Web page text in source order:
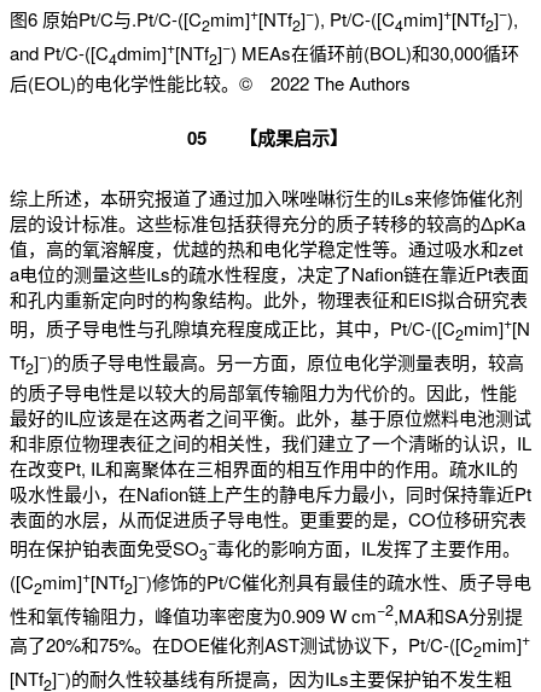
图6 原始Pt/C与.Pt/C-([C2mim]+[NTf2]−), Pt/C-([C4mim]+[NTf2]−),
and Pt/C-([C4dmim]+[NTf2]−) MEAs在循环前(BOL)和30,000循环
后(EOL)的电化学性能比较。© 2022 The Authors
05 【成果启示】
综上所述，本研究报道了通过加入咪唑啉衍生的ILs来修饰催化剂
层的设计标准。这些标准包括获得充分的质子转移的较高的ΔpKa
值，高的氧溶解度，优越的热和电化学稳定性等。通过吸水和zet
a电位的测量这些ILs的疏水性程度，决定了Nafion链在靠近Pt表面
和孔内重新定向时的构象结构。此外，物理表征和EIS拟合研究表
明，质子导电性与孔隙填充程度成正比，其中，Pt/C-([C2mim]+[N
Tf2]−)的质子导电性最高。另一方面，原位电化学测量表明，较高
的质子导电性是以较大的局部氧传输阻力为代价的。因此，性能
最好的IL应该是在这两者之间平衡。此外，基于原位燃料电池测试
和非原位物理表征之间的相关性，我们建立了一个清晰的认识，IL
在改变Pt, IL和离聚体在三相界面的相互作用中的作用。疏水IL的
吸水性最小，在Nafion链上产生的静电斥力最小，同时保持靠近Pt
表面的水层，从而促进质子导电性。更重要的是，CO位移研究表
明在保护铂表面免受SO3
−毒化的影响方面，IL发挥了主要作用。
([C2mim]+[NTf2]−)修饰的Pt/C催化剂具有最佳的疏水性、质子导电
性和氧传输阻力，峰值功率密度为0.909 W cm−2,MA和SA分别提
高了20%和75%。在DOE催化剂AST测试协议下，Pt/C-([C2mim]+
[NTf2]−)的耐久性较基线有所提高，因为ILs主要保护铂不发生粗